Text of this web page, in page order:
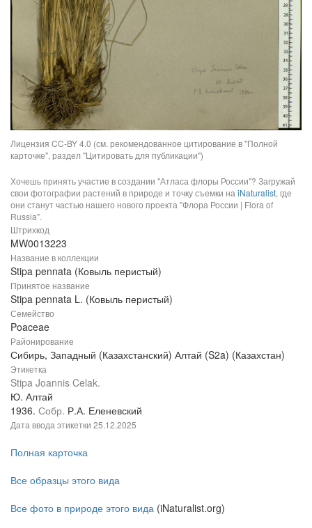
Лицензия CC-BY 4.0 (см. рекомендованное цитирование в "Полной
карточке", раздел "Цитировать для публикации")
Хочешь принять участие в создании "Атласа флоры России"? Загружай
свои фотографии растений в природе и точку съемки на iNaturalist, где
они станут частью нашего нового проекта "Флора России | Flora of
Russia".
Штрихкод
MW0013223
Название в коллекции
Stipa pennata (Ковыль перистый)
Принятое название
Stipa pennata L. (Ковыль перистый)
Семейство
Poaceae
Районирование
Сибирь, Западный (Казахстанский) Алтай (S2a) (Казахстан)
Этикетка
Stipa Joannis Celak.
Ю. Алтай
1936. Собр. Р.А. Еленевский
Дата ввода этикетки 25.12.2025
Полная карточка
Все образцы этого вида
Все фото в природе этого вида (iNaturalist.org)